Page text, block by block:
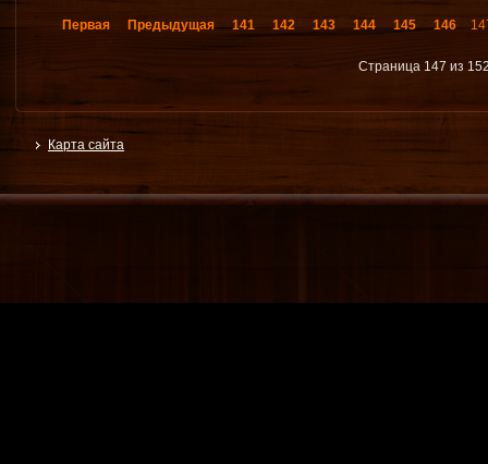
Первая Предыдущая 141 142 143 144 145 146
Страница 147 из
Карта сайта